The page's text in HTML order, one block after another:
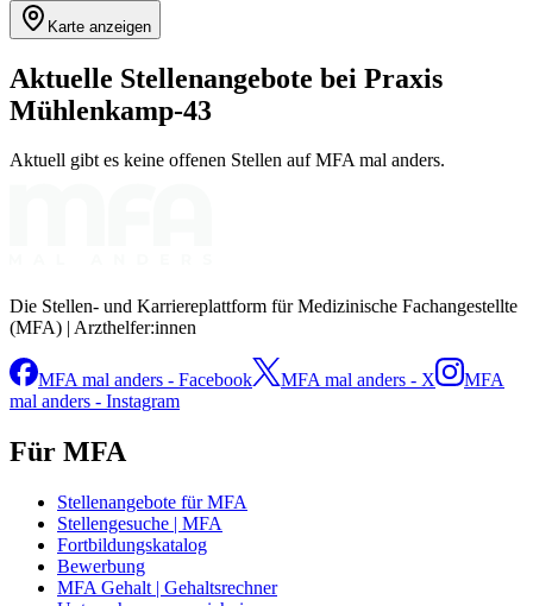
Karte anzeigen
Aktuelle Stellenangebote bei Praxis
Mühlenkamp-43
Aktuell gibt es keine offenen Stellen auf MFA mal anders.
Die Stellen- und Karriereplattform für Medizinische Fachangestellte
(MFA) | Arzthelfer:innen
MFA mal anders - Facebook MFA mal anders - X
MFA
mal anders - Instagram
Für MFA
Stellenangebote für MFA
Stellengesuche | MFA
Fortbildungskatalog
Bewerbung
MFA Gehalt | Gehaltsrechner